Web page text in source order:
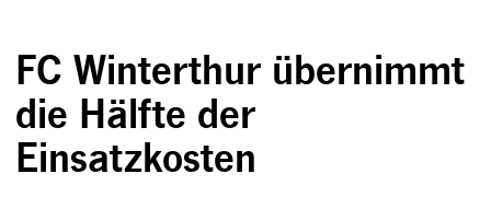
FC Winterthur übernimmt
die Hälfte der
Einsatzkosten